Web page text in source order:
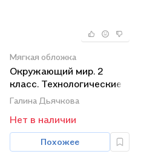
Мягкая обложка
Окружающий мир. 2
класс. Технологические
карты уроков по
учебнику А.А. Плешакова
к УМК "Школа России".
Книга+Диск (Комплект).
ФГОС
Галина Дьячкова
Нет в наличии
Похожее